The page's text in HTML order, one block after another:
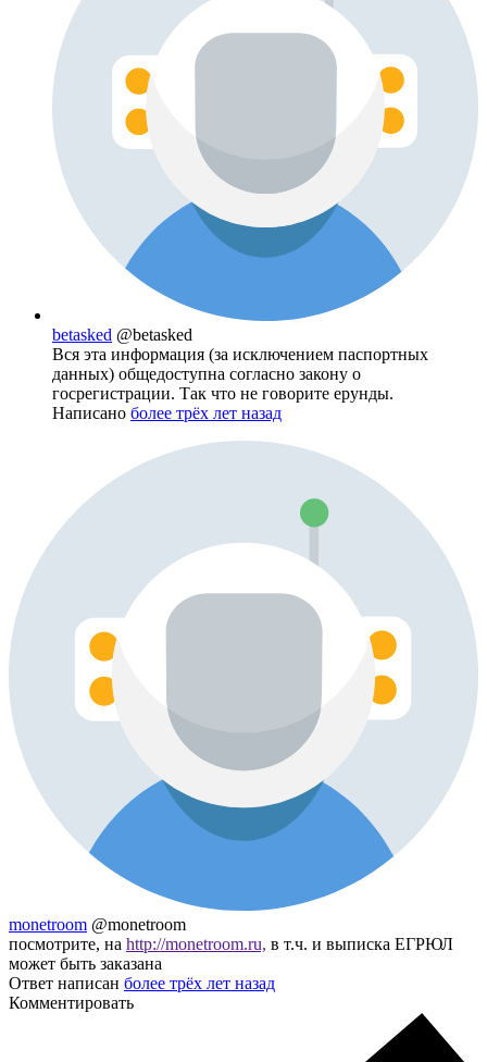
betasked @betasked
Вся эта информация (за исключением паспортных
данных) общедоступна согласно закону о
госрегистрации. Так что не говорите ерунды.
Написано более трёх лет назад
monetroom @monetroom
посмотрите, на http://monetroom.ru, в т.ч. и выписка ЕГРЮЛ
может быть заказана
Ответ написан более трёх лет назад
Комментировать